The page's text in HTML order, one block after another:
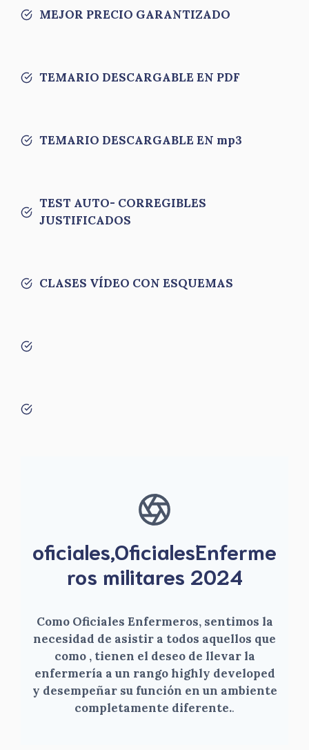
MEJOR PRECIO GARANTIZADO
TEMARIO DESCARGABLE EN PDF
TEMARIO DESCARGABLE EN mp3
TEST AUTO- CORREGIBLES
JUSTIFICADOS
CLASES VÍDEO CON ESQUEMAS
oficiales,OficialesEnferme
ros militares 2024
Como Oficiales Enfermeros, sentimos la
necesidad de asistir a todos aquellos que
como , tienen el deseo de llevar la
enfermería a un rango highly developed
y desempeñar su función en un ambiente
completamente diferente..